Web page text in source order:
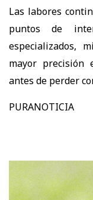
Las labores
puntos de
especializados,
mayor precisión
antes de perder
PURANOTICIA